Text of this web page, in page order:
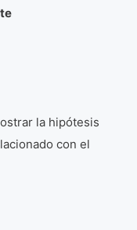
à
miroir” «A
la hipótesis
con el